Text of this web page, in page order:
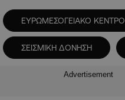
ΕΥΡΩΜΕΣΟΓΕΙΑΚΟ ΚΕΝΤΡΟ
ΣΕΙΣΜΙΚΗ ΔΟΝΗΣΗ
Advertisement